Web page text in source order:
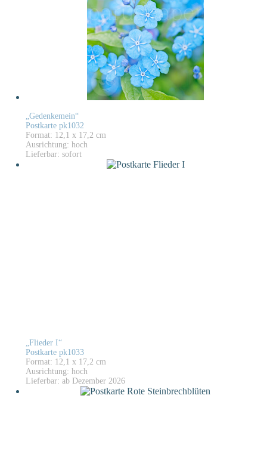
„Gedenkemein“
Postkarte pk1032
Format: 12,1 x 17,2 cm
Ausrichtung: hoch
Lieferbar: sofort
„Flieder I“
Postkarte pk1033
Format: 12,1 x 17,2 cm
Ausrichtung: hoch
Lieferbar: ab Dezember 2026